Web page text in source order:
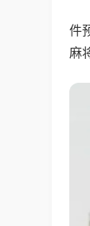
件
麻